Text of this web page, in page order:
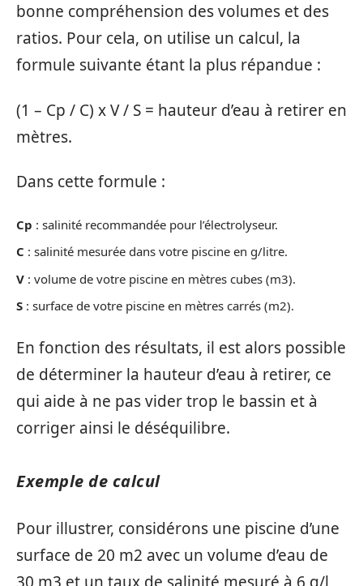
bonne compréhension des volumes et des
ratios. Pour cela, on utilise un calcul, la
formule suivante étant la plus répandue :
(1 – Cp / C) x V / S = hauteur d’eau à retirer en
mètres.
Dans cette formule :
Cp : salinité recommandée pour l’électrolyseur.
C : salinité mesurée dans votre piscine en g/litre.
V : volume de votre piscine en mètres cubes (m3).
S : surface de votre piscine en mètres carrés (m2).
En fonction des résultats, il est alors possible
de déterminer la hauteur d’eau à retirer, ce
qui aide à ne pas vider trop le bassin et à
corriger ainsi le déséquilibre.
Exemple de calcul
Pour illustrer, considérons une piscine d’une
surface de 20 m2 avec un volume d’eau de